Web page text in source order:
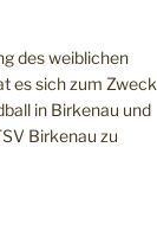
des weiblichen
es sich zum Zweck
in Birkenau und
Birkenau zu